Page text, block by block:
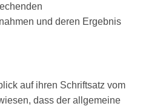
und deren Ergebnis
auf ihren Schriftsatz vom
dass der allgemeine